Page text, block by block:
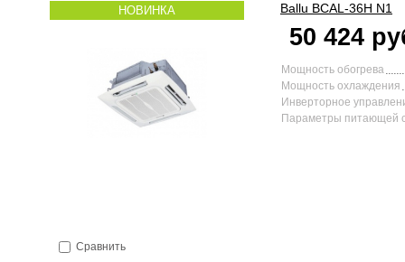
НОВИНКА
Сравнить
Ballu BCAL-36H N1
50 424
Мощность обогрева
Мощность охлаждения
Инверторное
Параметры питающей